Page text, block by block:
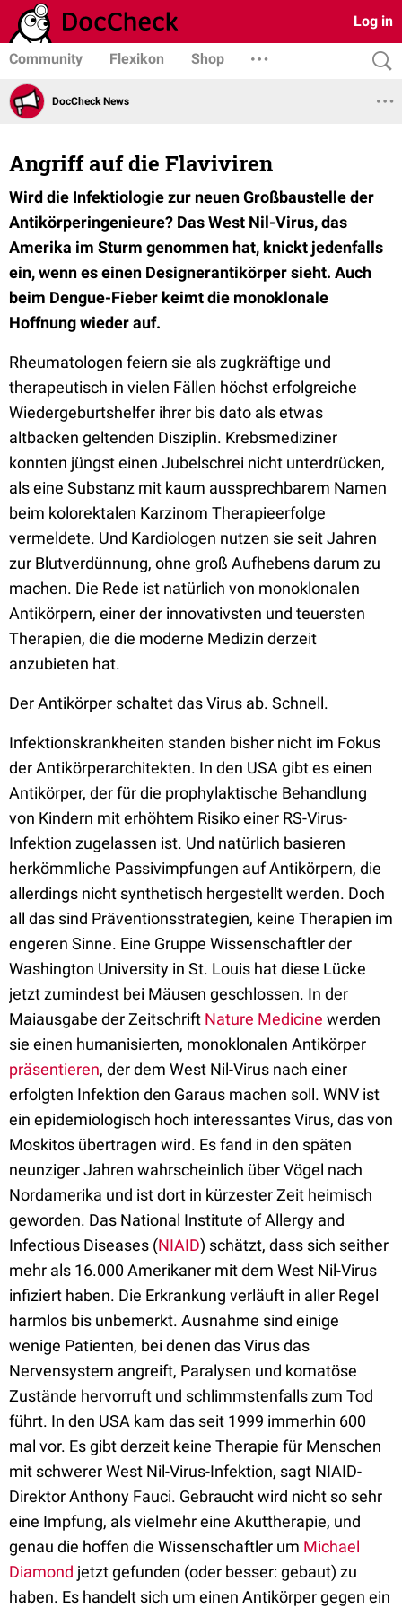
Log in
Community Flexikon Shop
DocCheck News
Angriff auf die Flaviviren
Wird die Infektiologie zur neuen Großbaustelle der
Antikörperingenieure? Das West Nil-Virus, das
Amerika im Sturm genommen hat, knickt jedenfalls
ein, wenn es einen Designerantikörper sieht. Auch
beim Dengue-Fieber keimt die monoklonale
Hoffnung wieder auf.
Rheumatologen feiern sie als zugkräftige und
therapeutisch in vielen Fällen höchst erfolgreiche
Wiedergeburtshelfer ihrer bis dato als etwas
altbacken geltenden Disziplin. Krebsmediziner
konnten jüngst einen Jubelschrei nicht unterdrücken,
als eine Substanz mit kaum aussprechbarem Namen
beim kolorektalen Karzinom Therapieerfolge
vermeldete. Und Kardiologen nutzen sie seit Jahren
zur Blutverdünnung, ohne groß Aufhebens darum zu
machen. Die Rede ist natürlich von monoklonalen
Antikörpern, einer der innovativsten und teuersten
Therapien, die die moderne Medizin derzeit
anzubieten hat.
Der Antikörper schaltet das Virus ab. Schnell.
Infektionskrankheiten standen bisher nicht im Fokus
der Antikörperarchitekten. In den USA gibt es einen
Antikörper, der für die prophylaktische Behandlung
von Kindern mit erhöhtem Risiko einer RS-Virus-
Infektion zugelassen ist. Und natürlich basieren
herkömmliche Passivimpfungen auf Antikörpern, die
allerdings nicht synthetisch hergestellt werden. Doch
all das sind Präventionsstrategien, keine Therapien im
engeren Sinne. Eine Gruppe Wissenschaftler der
Washington University in St. Louis hat diese Lücke
jetzt zumindest bei Mäusen geschlossen. In der
Maiausgabe der Zeitschrift Nature Medicine werden
sie einen humanisierten, monoklonalen Antikörper
präsentieren, der dem West Nil-Virus nach einer
erfolgten Infektion den Garaus machen soll. WNV ist
ein epidemiologisch hoch interessantes Virus, das von
Moskitos übertragen wird. Es fand in den späten
neunziger Jahren wahrscheinlich über Vögel nach
Nordamerika und ist dort in kürzester Zeit heimisch
geworden. Das National Institute of Allergy and
Infectious Diseases (NIAID) schätzt, dass sich seither
mehr als 16.000 Amerikaner mit dem West Nil-Virus
infiziert haben. Die Erkrankung verläuft in aller Regel
harmlos bis unbemerkt. Ausnahme sind einige
wenige Patienten, bei denen das Virus das
Nervensystem angreift, Paralysen und komatöse
Zustände hervorruft und schlimmstenfalls zum Tod
führt. In den USA kam das seit 1999 immerhin 600
mal vor. Es gibt derzeit keine Therapie für Menschen
mit schwerer West Nil-Virus-Infektion, sagt NIAID-
Direktor Anthony Fauci. Gebraucht wird nicht so sehr
eine Impfung, als vielmehr eine Akuttherapie, und
genau die hoffen die Wissenschaftler um Michael
Diamond jetzt gefunden (oder besser: gebaut) zu
haben. Es handelt sich um einen Antikörper gegen ein